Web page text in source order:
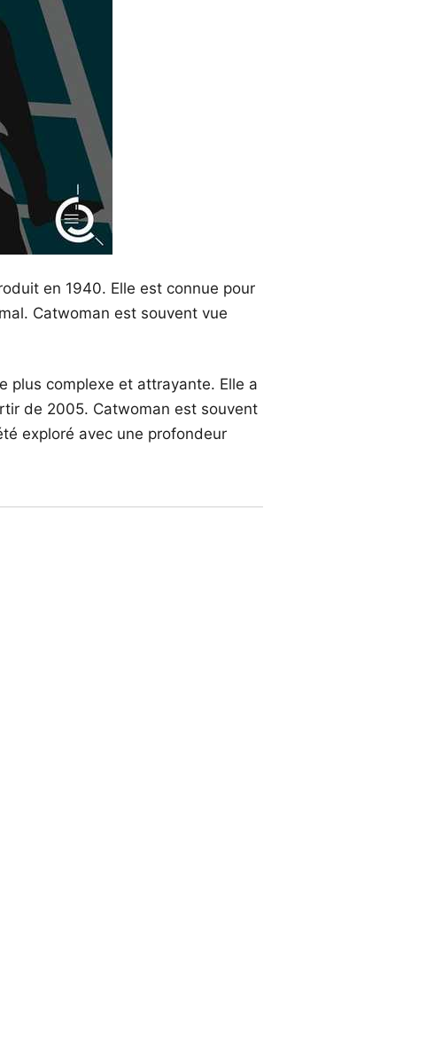
en 1940. Elle est connue pour
Catwoman est souvent vue
plus complexe et attrayante. Elle a
de 2005. Catwoman est souvent
exploré avec une profondeur